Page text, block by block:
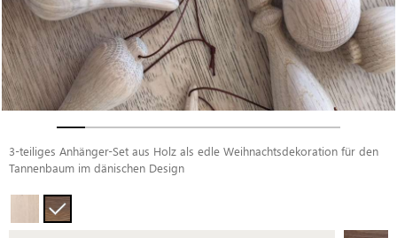
3-teiliges Anhänger-Set aus Holz als edle Weihnachtsdekoration für den
Tannenbaum im dänischen Design